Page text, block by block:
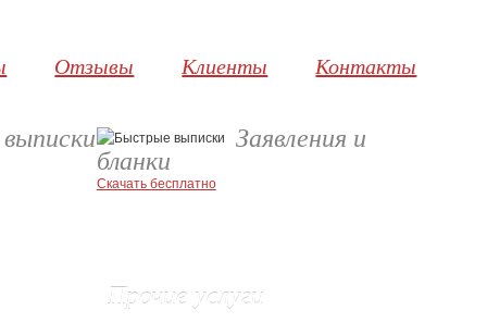
Отзывы Клиенты Контакты
Заявления и
бланки
Скачать бесплатно
Прочие услуги